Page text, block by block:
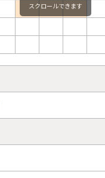
スクロールできます